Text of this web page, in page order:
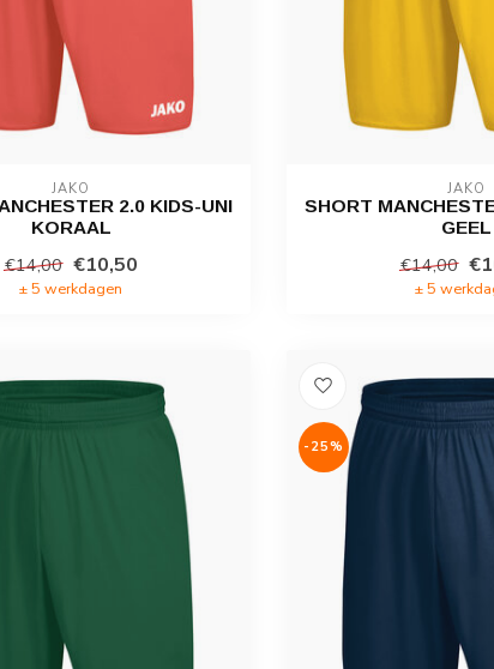
JAKO
2.0 KIDS-UNI
KORAAL
€14,00 €10,50
± 5 werkdagen
JAKO
SHORT
GEEL
€14,00
± 5
-25%